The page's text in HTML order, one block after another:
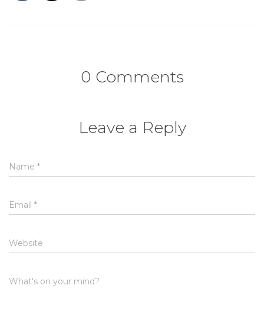
0 Comments
Leave a Reply
Name *
Email *
Website
What's on your mind?